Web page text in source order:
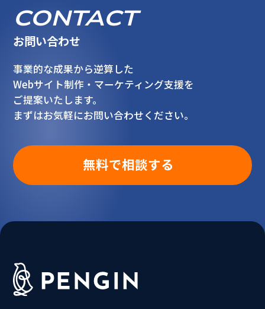
CONTACT
お問い合わせ
事業的な成果から逆算した
Webサイト制作・マーケティング支援を
ご提案いたします。
まずはお気軽にお問い合わせください。
無料で相談する